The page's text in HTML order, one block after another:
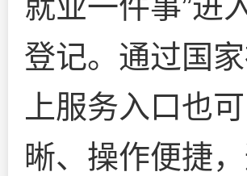
登记。通过国
上服务入口也
晰、操作便捷